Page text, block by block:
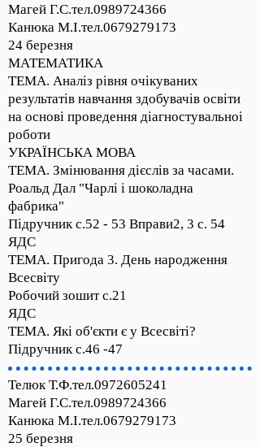
Магей Г.С.тел.0989724366
Канюка М.І.тел.0679279173
24 березня
МАТЕМАТИКА
ТЕМА. Аналіз рівня очікуваних
результатів навчання здобувачів освіти
на основі проведення діагностувальноі
роботи
УКРАЇНСЬКА МОВА
ТЕМА. Змінювання дієслів за часами.
Роальд Дал "Чарлі і шоколадна
фабрика"
Підручник с.52 - 53 Вправи2, 3 с. 54
ЯДС
ТЕМА. Пригода 3. День народження
Всесвіту
Робочий зошит с.21
ЯДС
ТЕМА. Які об'єкти є у Всесвіті?
Підручник с.46 -47
Телюк Т.Ф.тел.0972605241
Магей Г.С.тел.0989724366
Канюка М.І.тел.0679279173
25 березня